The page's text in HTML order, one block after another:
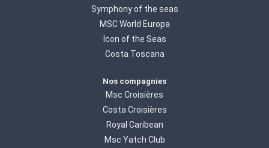
Symphony of the seas
MSC World Europa
Icon of the Seas
Costa Toscana
Nos compagnies
Msc Croisières
Costa Croisières
Royal Caribean
Msc Yatch Club